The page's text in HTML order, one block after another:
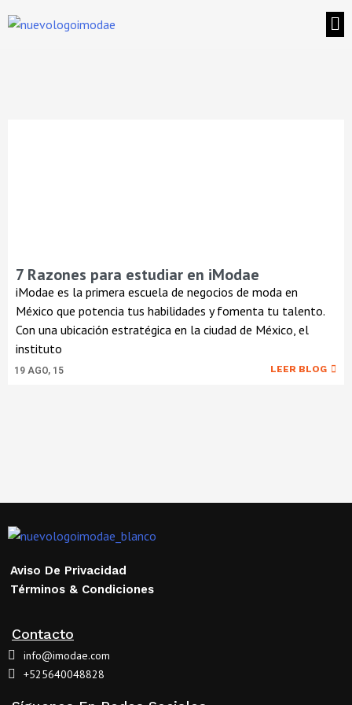
7 Razones para estudiar en iModae
19 AGO, 15
iModae es la primera escuela de negocios de moda en
México que potencia tus habilidades y fomenta tu talento.
Con una ubicación estratégica en la ciudad de México, el
instituto
LEER BLOG
Aviso De Privacidad
Términos & Condiciones
Contacto
info@imodae.com
+525640048828